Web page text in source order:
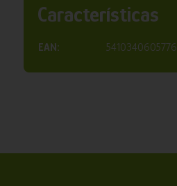
Características
EAN: 5410340605776